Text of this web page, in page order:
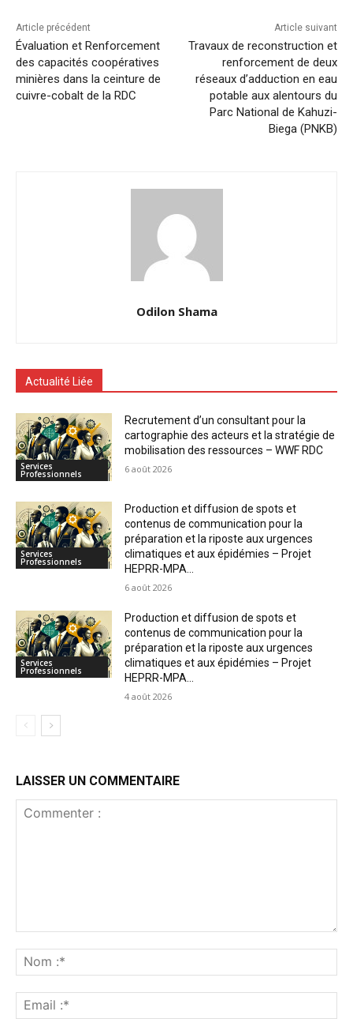
Article précédent
Évaluation et Renforcement
des capacités coopératives
minières dans la ceinture de
cuivre-cobalt de la RDC
Article suivant
Travaux de reconstruction et
renforcement de deux
réseaux d’adduction en eau
potable aux alentours du
Parc National de Kahuzi-
Biega (PNKB)
Odilon Shama
Actualité Liée
Services
Professionnels
Recrutement d’un consultant pour la
cartographie des acteurs et la stratégie de
mobilisation des ressources – WWF RDC
6 août 2026
Services
Professionnels
Production et diffusion de spots et
contenus de communication pour la
préparation et la riposte aux urgences
climatiques et aux épidémies – Projet
HEPRR-MPA...
6 août 2026
Services
Professionnels
Production et diffusion de spots et
contenus de communication pour la
préparation et la riposte aux urgences
climatiques et aux épidémies – Projet
HEPRR-MPA...
4 août 2026
LAISSER UN COMMENTAIRE
:*